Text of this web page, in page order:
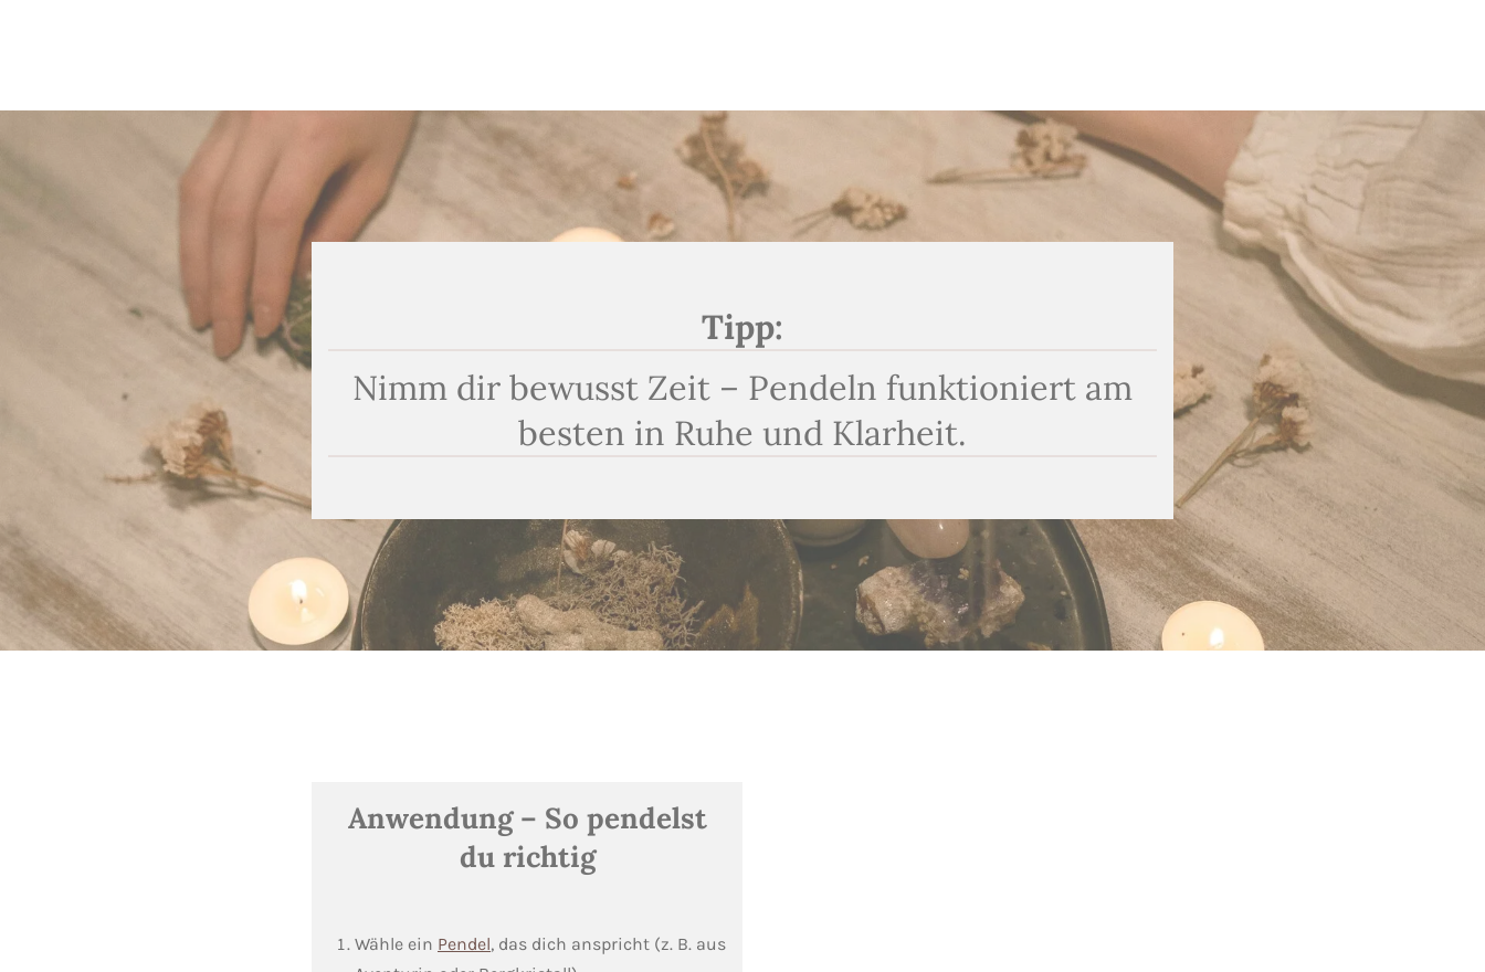
Tipp:
Nimm dir bewusst Zeit – Pendeln funktioniert am
besten in Ruhe und Klarheit.
Anwendung – So pendelst
du richtig
Wähle ein Pendel, das dich anspricht (z. B. aus